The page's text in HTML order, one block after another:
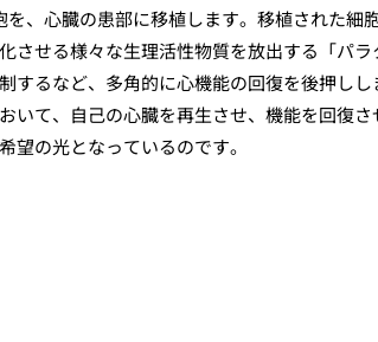
、心臓の患部に移植します。移植された細
させる様々な生理活性物質を放出する「パ
するなど、多角的に心機能の回復を後押し
いて、自己の心臓を再生させ、機能を回復
望の光となっているのです。